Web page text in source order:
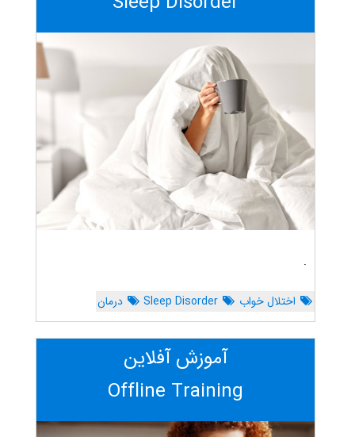
.
اختلال خواب Sleep Disorder درمان
آموزش آفلاین
Offline Training